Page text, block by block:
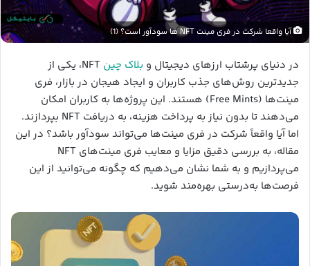
آیا واقعا شرکت در فری مینت NFT ها سودآور است؟ (1)
در دنیای پرشتاب ارزهای دیجیتال و بلاک چین
NFT، یکی از
جدیدترین روش‌های جذب کاربران و ایجاد هیجان در بازار، فری
مینت‌ها (Free Mints) هستند. این پروژه‌ها به کاربران امکان
می‌دهند تا بدون نیاز به پرداخت هزینه، به دریافت NFT بپردازند.
اما آیا واقعاً شرکت در فری مینت‌ها می‌تواند سودآور باشد؟ در این
مقاله، به بررسی دقیق مزایا و معایب فری مینت‌های NFT
می‌پردازیم و به شما نشان می‌دهیم که چگونه می‌توانید از این
فرصت‌ها به‌درستی بهره‌مند شوید.